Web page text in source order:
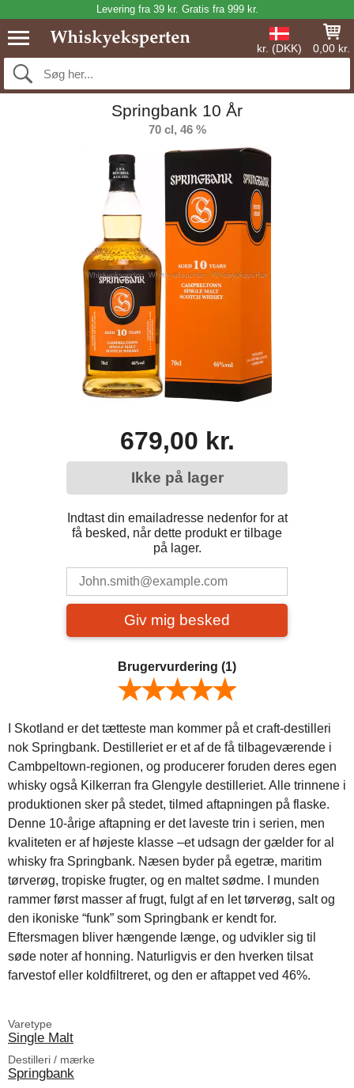
Levering fra 39 kr. Gratis fra 999 kr.
kr. (DKK) 0,00 kr.
Springbank 10 År
70 cl, 46 %
679,00 kr.
Ikke på lager
Indtast din emailadresse nedenfor for at
få besked, når dette produkt er tilbage
på lager.
Giv mig besked
Brugervurdering (1)
I Skotland er det tætteste man kommer på et craft-destilleri
nok Springbank. Destilleriet er et af de få tilbageværende i
Cambpeltown-regionen, og producerer foruden deres egen
whisky også Kilkerran fra Glengyle destilleriet. Alle trinnene i
produktionen sker på stedet, tilmed aftapningen på flaske.
Denne 10-årige aftapning er det laveste trin i serien, men
kvaliteten er af højeste klasse –et udsagn der gælder for al
whisky fra Springbank. Næsen byder på egetræ, maritim
tørverøg, tropiske frugter, og en maltet sødme. I munden
rammer først masser af frugt, fulgt af en let tørverøg, salt og
den ikoniske “funk” som Springbank er kendt for.
Eftersmagen bliver hængende længe, og udvikler sig til
søde noter af honning. Naturligvis er den hverken tilsat
farvestof eller koldfiltreret, og den er aftappet ved 46%.
Varetype
Single Malt
Destilleri / mærke
Springbank